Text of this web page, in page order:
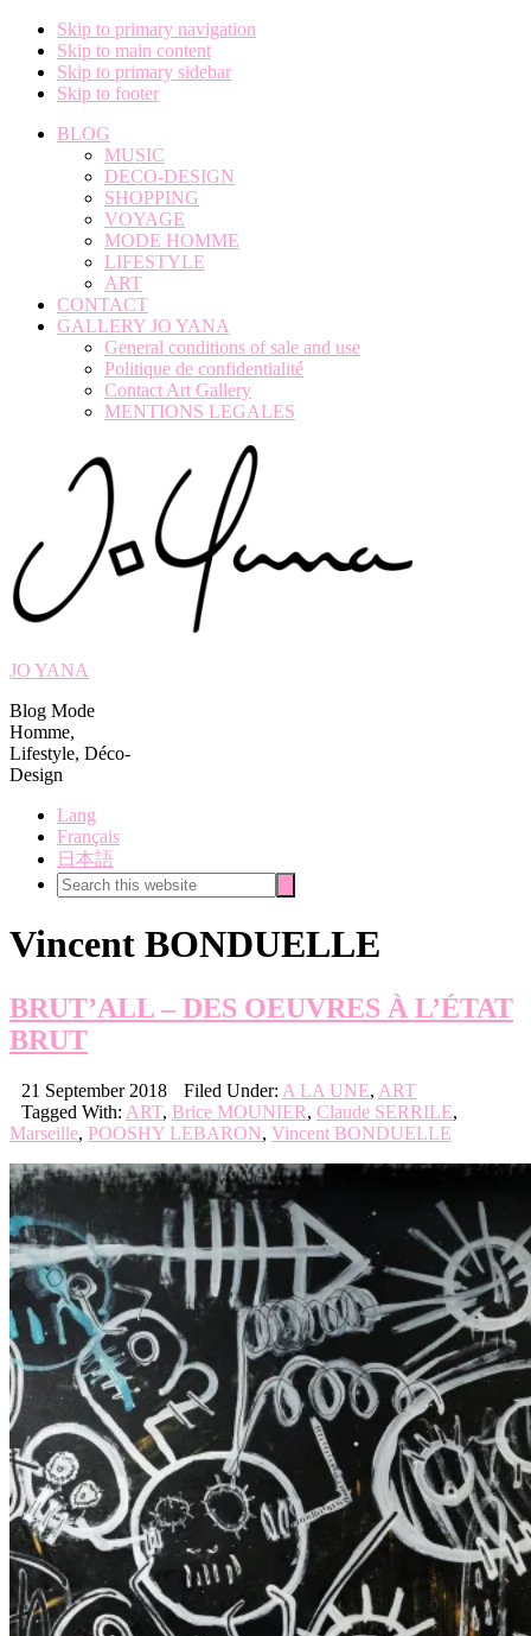
Skip to primary navigation
Skip to main content
Skip to primary sidebar
Skip to footer
BLOG
MUSIC
DECO-DESIGN
SHOPPING
VOYAGE
MODE HOMME
LIFESTYLE
ART
CONTACT
GALLERY JO YANA
General conditions of sale and use
Politique de confidentialité
Contact Art Gallery
MENTIONS LEGALES
JO YANA
Blog Mode
Homme,
Lifestyle, Déco-
Design
Lang
Français
日本語
Search
this
Vincent BONDUELLE
BRUT’ALL – DES OEUVRES À L’ÉTAT
BRUT
21 September 2018 Filed Under: A LA UNE, ART
Tagged With: ART, Brice MOUNIER, Claude SERRILE,
Marseille, POOSHY LEBARON, Vincent BONDUELLE